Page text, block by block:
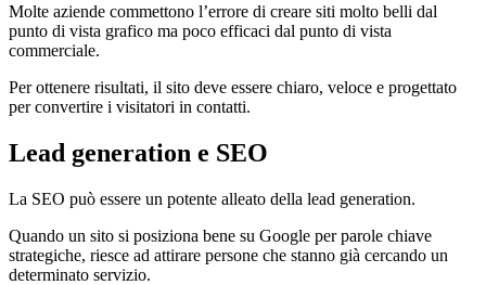
Molte aziende commettono l’errore di creare siti molto belli dal
punto di vista grafico ma poco efficaci dal punto di vista
commerciale.
Per ottenere risultati, il sito deve essere chiaro, veloce e progettato
per convertire i visitatori in contatti.
Lead generation e SEO
La SEO può essere un potente alleato della lead generation.
Quando un sito si posiziona bene su Google per parole chiave
strategiche, riesce ad attirare persone che stanno già cercando un
determinato servizio.